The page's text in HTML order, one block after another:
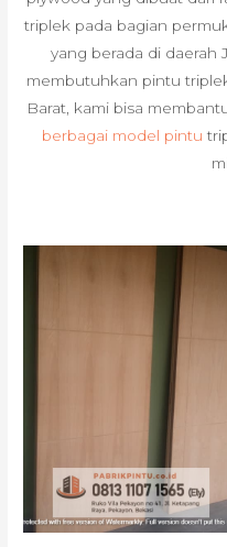
triplek pada bagian
yang berada di daerah
membutuhkan pintu
Barat, kami bisa
berbagai model pintu